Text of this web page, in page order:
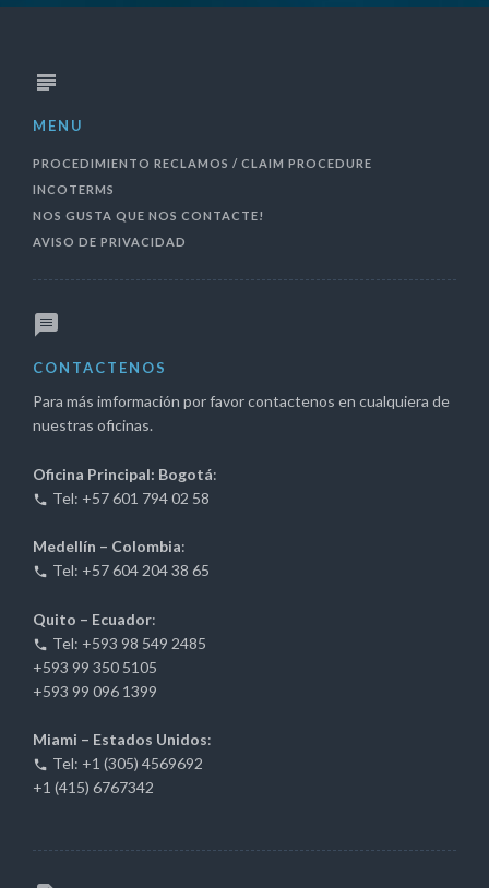
MENU
PROCEDIMIENTO RECLAMOS / CLAIM PROCEDURE
INCOTERMS
NOS GUSTA QUE NOS CONTACTE!
AVISO DE PRIVACIDAD
CONTACTENOS
Para más imformación por favor contactenos en cualquiera de
nuestras oficinas.
Oficina Principal: Bogotá:
Tel: +57 601 794 02 58
Medellín – Colombia:
Tel: +57 604 204 38 65
Quito – Ecuador:
Tel: +593 98 549 2485
+593 99 350 5105
+593 99 096 1399
Miami – Estados Unidos:
Tel: +1 (305) 4569692
+1 (415) 6767342